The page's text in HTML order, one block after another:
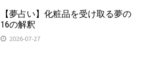
【夢占い】化粧品を受け取る夢の
16の解釈
2026-07-27